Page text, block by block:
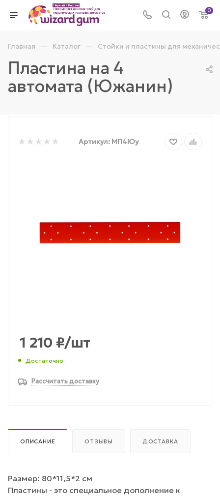
0
Главная — Каталог — Стойки и пластины для
Пластина на 4
автомата (Южанин)
Артикул: МП4Юу
1 210 ₽/шт
Достаточно
Рассчитать доставку
ОПИСАНИЕ ОТЗЫВЫ ДОСТАВКА
Размер: 80*11,5*2 см
Пластины - это специальное дополнение к